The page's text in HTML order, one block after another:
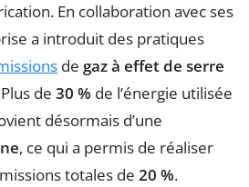
En collaboration avec ses
a introduit des pratiques
de gaz à effet de serre
de 30 % de l’énergie utilisée
désormais d’une
, ce qui a permis de réaliser
totales de 20 %.